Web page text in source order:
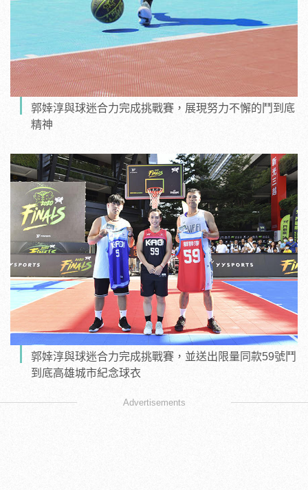
郭婞淳與球迷合力完成挑戰賽，展現努力不懈的鬥到底
精神
郭婞淳與球迷合力完成挑戰賽，並送出限量同款59號鬥
到底高雄城市紀念球衣
Advertisements